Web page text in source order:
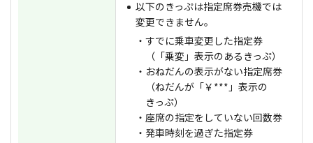
以下のきっぷは指定席券売機では
変更できません。
・すでに乗車変更した指定券
（「乗変」表示のあるきっぷ）
・おねだんの表示がない指定席券
（ねだんが「￥***」表示の
きっぷ）
・座席の指定をしていない回数券
・発車時刻を過ぎた指定券